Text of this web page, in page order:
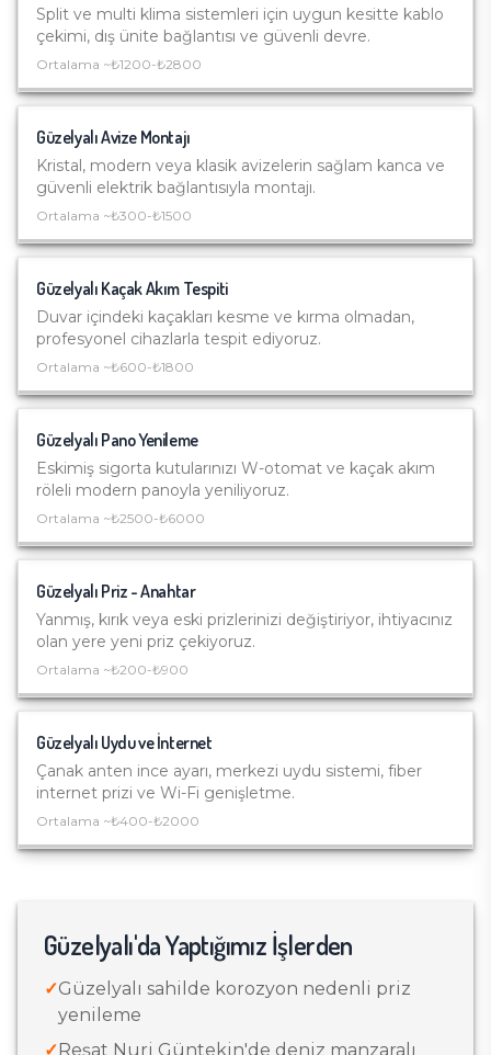
Split ve multi klima sistemleri için uygun kesitte kablo
çekimi, dış ünite bağlantısı ve güvenli devre.
Ortalama ~₺1200-₺2800
GüzelyalıAvize Montajı
Kristal, modern veya klasik avizelerin sağlam kanca ve
güvenli elektrik bağlantısıyla montajı.
Ortalama ~₺300-₺1500
Güzelyalı Kaçak Akım Tespiti
Duvar içindeki kaçakları kesme ve kırma olmadan,
profesyonel cihazlarla tespit ediyoruz.
Ortalama ~₺600-₺1800
Güzelyalı Pano Yenileme
Eskimiş sigorta kutularınızı W-otomat ve kaçak akım
röleli modern panoyla yeniliyoruz.
Ortalama ~₺2500-₺6000
Güzelyalı Priz - Anahtar
Yanmış, kırık veya eski prizlerinizi değiştiriyor, ihtiyacınız
olan yere yeni priz çekiyoruz.
Ortalama ~₺200-₺900
Güzelyalı Uydu ve İnternet
Çanak anten ince ayarı, merkezi uydu sistemi, fiber
internet prizi ve Wi-Fi genişletme.
Ortalama ~₺400-₺2000
Güzelyalı'da Yaptığımız İşlerden
✓Güzelyalı sahilde korozyon nedenli priz
yenileme
✓Reşat Nuri Güntekin'de deniz manzaralı